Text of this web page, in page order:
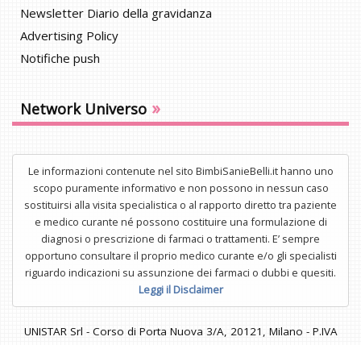
Newsletter Diario della gravidanza
Advertising Policy
Notifiche push
Network Universo »
Le informazioni contenute nel sito BimbiSanieBelli.it hanno uno
scopo puramente informativo e non possono in nessun caso
sostituirsi alla visita specialistica o al rapporto diretto tra paziente
e medico curante né possono costituire una formulazione di
diagnosi o prescrizione di farmaci o trattamenti. E’ sempre
opportuno consultare il proprio medico curante e/o gli specialisti
riguardo indicazioni su assunzione dei farmaci o dubbi e quesiti.
Leggi il Disclaimer
UNISTAR Srl - Corso di Porta Nuova 3/A, 20121, Milano - P.IVA